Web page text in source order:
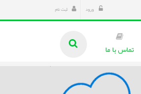
ورود ثبت نام
تماس با ما